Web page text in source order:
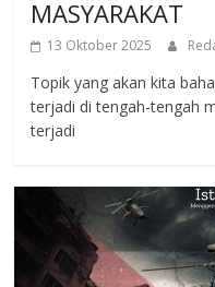
MASYARAKAT
13 Oktober 2025
Topik yang akan kita
terjadi di tengah-tengah
terjadi